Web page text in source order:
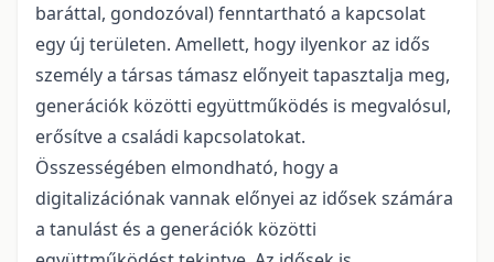
baráttal, gondozóval) fenntartható a kapcsolat
egy új területen. Amellett, hogy ilyenkor az idős
személy a társas támasz előnyeit tapasztalja meg,
generációk közötti együttműködés is megvalósul,
erősítve a családi kapcsolatokat.
Összességében elmondható, hogy a
digitalizációnak vannak előnyei az idősek számára
a tanulást és a generációk közötti